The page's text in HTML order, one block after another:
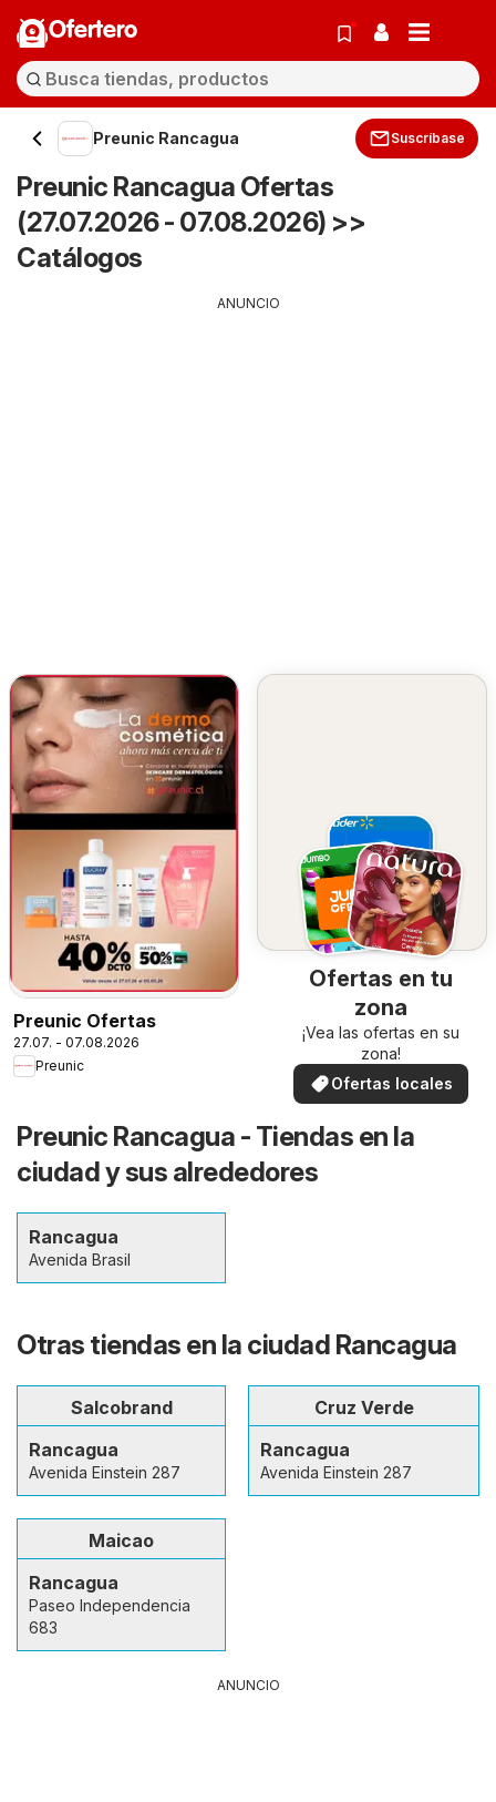
Ofertero
Preunic Rancagua Suscríbase
Preunic Rancagua Ofertas
(27.07.2026 - 07.08.2026) >>
Catálogos
ANUNCIO
Preunic Ofertas
27.07. - 07.08.2026
Preunic
Ofertas en tu
zona
¡Vea las ofertas en su
zona!
Ofertas locales
Preunic Rancagua - Tiendas en la
ciudad y sus alrededores
Rancagua
Avenida Brasil
Otras tiendas en la ciudad Rancagua
Salcobrand
Rancagua
Avenida Einstein 287
Cruz Verde
Rancagua
Avenida Einstein 287
Maicao
Rancagua
Paseo Independencia
683
ANUNCIO